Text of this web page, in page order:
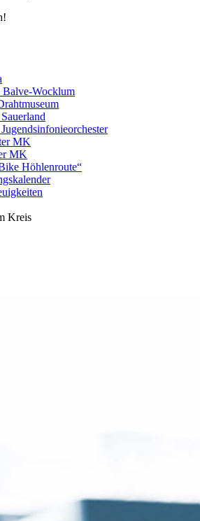
Balve-Wocklum
MK
MK
Höhlenroute“
Kreis